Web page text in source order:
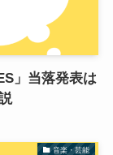
」当落発表は
音楽・芸能